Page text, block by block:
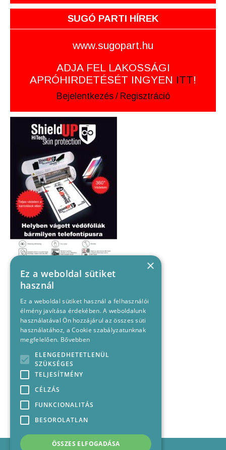
SUGÓ PARTI HÍREK
www.sugopart.hu
ADJA FEL LAKOSSÁGI
APRÓHIRDETÉSÉT INGYEN ITT!
Bejelentkezés / Regisztráció
Impresszum
×
Ez a weboldal sütiket
használ
Ez a weboldal sütiket használ a felhasználói
élmény javítása érdekében. A weboldalunk
használatával Ön hozzájárul az összes süti
használatához, a Cookie szabályzatunknak
megfelelően. Bővebben
ELENGEDHETETLENÜL
SZÜKSÉGES
TELJESÍTMÉNY
CÉLZÁS
FUNKCIONALITÁS
BESOROLATLAN
ÖSSZES ELFOGADÁSA